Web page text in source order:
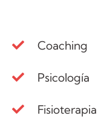
Coaching
Psicología
Fisioterapia